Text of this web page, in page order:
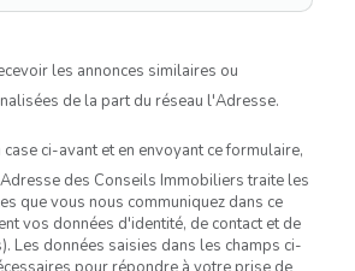
les annonces similaires ou
de la part du réseau l'Adresse.
case ci-avant et en envoyant ce formulaire,
des Conseils Immobiliers traite les
que vous nous communiquez dans ce
vos données d'identité, de contact et de
Les données saisies dans les champs ci-